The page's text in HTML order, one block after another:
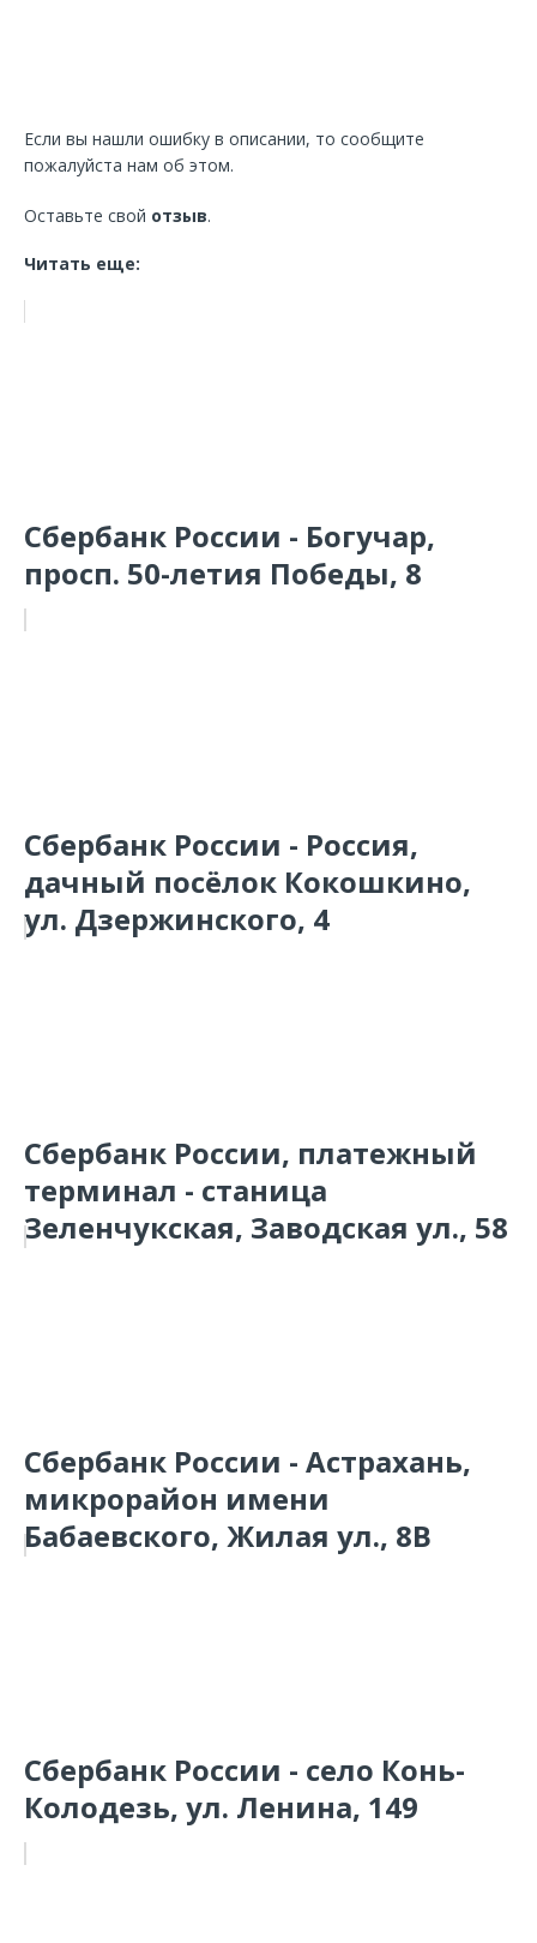
Если вы нашли ошибку в описании, то сообщите
пожалуйста нам об этом.
Оставьте свой отзыв.
Читать еще:
Сбербанк России - Богучар,
просп. 50-летия Победы, 8
Сбербанк России - Россия,
дачный посёлок Кокошкино,
ул. Дзержинского, 4
Сбербанк России, платежный
терминал - станица
Зеленчукская, Заводская ул., 58
Сбербанк России - Астрахань,
микрорайон имени
Бабаевского, Жилая ул., 8В
Сбербанк России - село Конь-
Колодезь, ул. Ленина, 149